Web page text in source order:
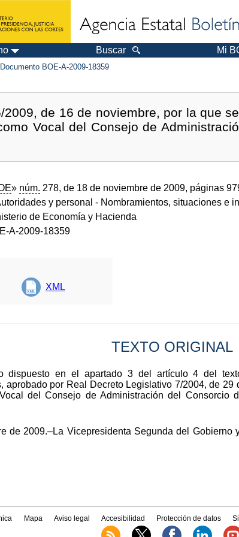
Buscar Mi
Documento BOE-A-2009-18359
2009, de 16 de noviembre, por la que
Vocal del Consejo de
» núm. 278, de 18 de noviembre de 2009, páginas
y personal - Nombramientos, situaciones e
de Economía y Hacienda
A-2009-18359
XML
TEXTO ORIGINAL
dispuesto en el apartado 3 del artículo 4 del
aprobado por Real Decreto Legislativo 7/2004, de
del Consejo de Administración del Consorcio
de 2009.–La Vicepresidenta Segunda del
Mapa Aviso legal Accesibilidad Protección de datos